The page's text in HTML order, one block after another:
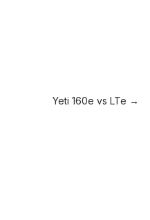
Yeti 160e vs LTe →